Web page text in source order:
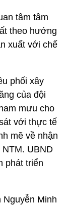
tâm tâm
theo hướng
xuất với chế
phối xây
của đội
mưu cho
với thực tế
mẽ về nhận
UBND
phát triển
Minh